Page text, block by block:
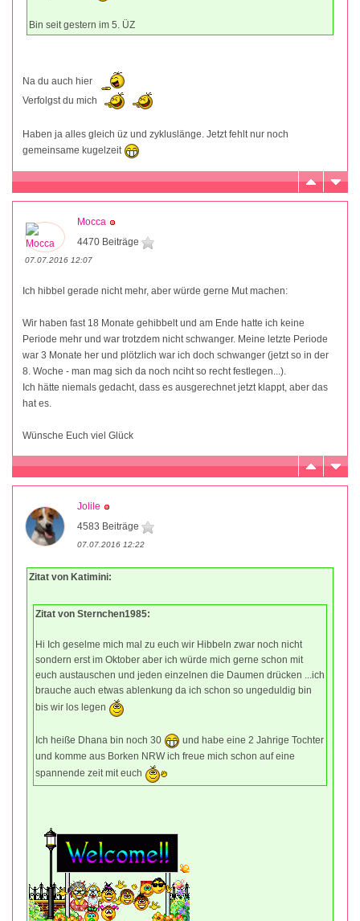
Bin seit gestern im 5. ÜZ
Na du auch hier
Verfolgst du mich
Haben ja alles gleich üz und zykluslänge. Jetzt fehlt nur noch
gemeinsame kugelzeit
Mocca
4470 Beiträge
07.07.2016 12:07
Ich hibbel gerade nicht mehr, aber würde gerne Mut machen:
Wir haben fast 18 Monate gehibbelt und am Ende hatte ich keine
Periode mehr und war trotzdem nicht schwanger. Meine letzte Periode
war 3 Monate her und plötzlich war ich doch schwanger (jetzt so in der
8. Woche - man mag sich da noch nciht so recht festlegen...).
Ich hätte niemals gedacht, dass es ausgerechnet jetzt klappt, aber das
hat es.
Wünsche Euch viel Glück
Jolile
4583 Beiträge
07.07.2016 12:22
Zitat von Katimini:
Zitat von Sternchen1985:
Hi Ich geselme mich mal zu euch wir Hibbeln zwar noch nicht
sondern erst im Oktober aber ich würde mich gerne schon mit
euch austauschen und jeden einzelnen die Daumen drücken ...ich
brauche auch etwas ablenkung da ich schon so ungeduldig bin
bis wir los legen
Ich heiße Dhana bin noch 30
und habe eine 2 Jahrige Tochter
und komme aus Borken NRW ich freue mich schon auf eine
spannende zeit mit euch